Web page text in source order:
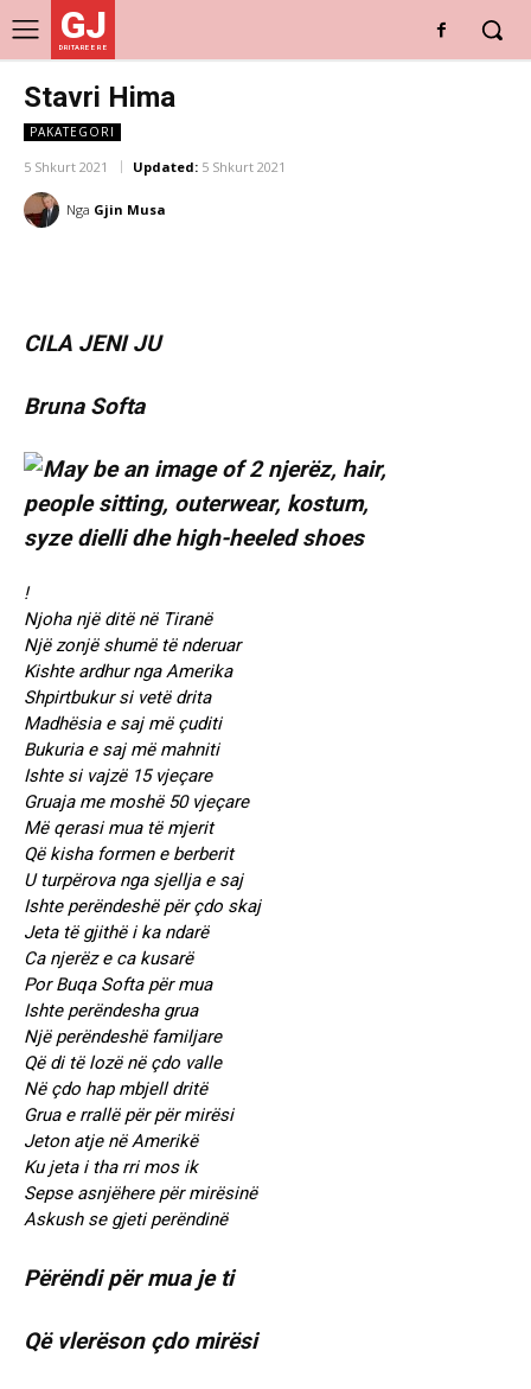
GJ
DRITARE E RE
Stavri Hima
PAKATEGORI
5 Shkurt 2021 Updated: 5 Shkurt 2021
Nga Gjin Musa
CILA JENI JU
Bruna Softa
!
Njoha një ditë në Tiranë
Një zonjë shumë të nderuar
Kishte ardhur nga Amerika
Shpirtbukur si vetë drita
Madhësia e saj më çuditi
Bukuria e saj më mahniti
Ishte si vajzë 15 vjeçare
Gruaja me moshë 50 vjeçare
Më qerasi mua të mjerit
Që kisha formen e berberit
U turpërova nga sjellja e saj
Ishte perëndeshë për çdo skaj
Jeta të gjithë i ka ndarë
Ca njerëz e ca kusarë
Por Buqa Softa për mua
Ishte perëndesha grua
Një perëndeshë familjare
Që di të lozë në çdo valle
Në çdo hap mbjell dritë
Grua e rrallë për për mirësi
Jeton atje në Amerikë
Ku jeta i tha rri mos ik
Sepse asnjëhere për mirësinë
Askush se gjeti perëndinë
Përëndi për mua je ti
Që vlerëson çdo mirësi